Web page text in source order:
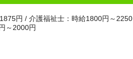
円 / 介護福祉士：時給1800円～2250
～2000円